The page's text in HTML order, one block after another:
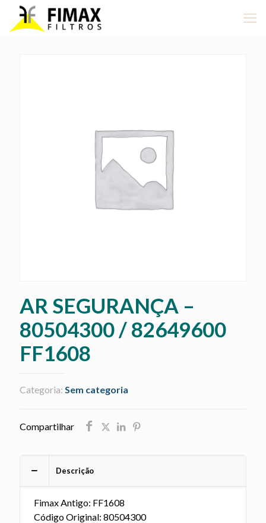
AR SEGURANÇA –
80504300 / 82649600
FF1608
Categoria: Sem categoria
Compartilhar
Descrição
Fimax Antigo: FF1608
Código Original: 80504300